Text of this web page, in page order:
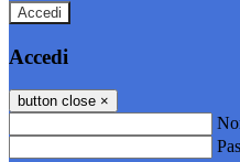
Accedi
Accedi
button close ×